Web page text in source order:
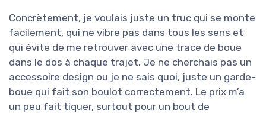
Concrètement, je voulais juste un truc qui se monte
facilement, qui ne vibre pas dans tous les sens et
qui évite de me retrouver avec une trace de boue
dans le dos à chaque trajet. Je ne cherchais pas un
accessoire design ou je ne sais quoi, juste un garde-
boue qui fait son boulot correctement. Le prix m’a
un peu fait tiquer, surtout pour un bout de